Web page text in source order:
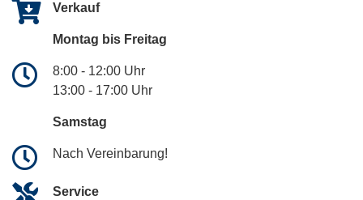
Verkauf
Montag bis Freitag
8:00 - 12:00 Uhr
13:00 - 17:00 Uhr
Samstag
Nach Vereinbarung!
Service